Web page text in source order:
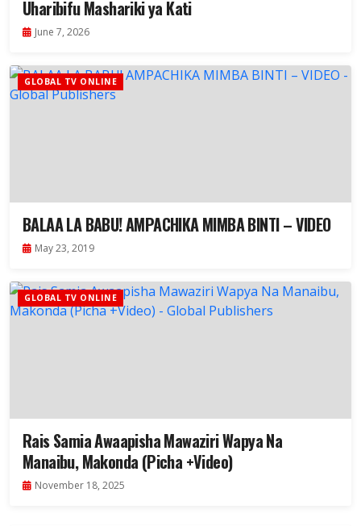
Uharibifu Mashariki ya Kati
June 7, 2026
GLOBAL TV ONLINE
BALAA LA BABU! AMPACHIKA MIMBA BINTI – VIDEO
May 23, 2019
GLOBAL TV ONLINE
Rais Samia Awaapisha Mawaziri Wapya Na
Manaibu, Makonda (Picha +Video)
November 18, 2025